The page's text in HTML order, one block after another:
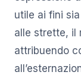
utile ai fini
alle strette, il
attribuendo